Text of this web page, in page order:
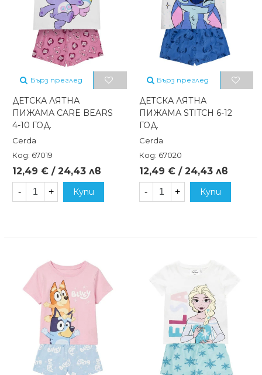
Бърз преглед
ДЕТСКА ЛЯТНА
ПИЖАМА CARE BEARS
4-10 ГОД.
Cerda
Код: 67019
12,49 € / 24,43 лв
- + Купи
Бърз преглед
ДЕТСКА ЛЯТНА
ПИЖАМА STITCH 6-12
ГОД.
Cerda
Код: 67020
12,49 € / 24,43 лв
- + Купи